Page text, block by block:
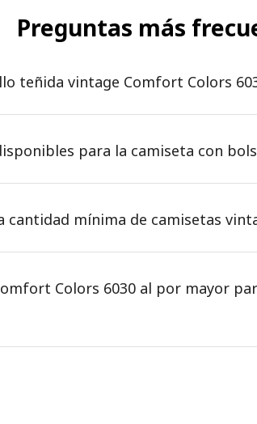
Preguntas más
teñida vintage Comfort Colors
para la camiseta con
cantidad mínima de camisetas
Colors 6030 al por mayor